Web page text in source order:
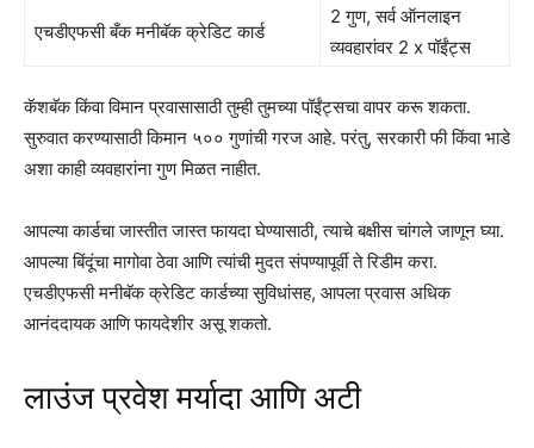
एचडीएफसी बँक मनीबॅक क्रेडिट कार्ड
2 गुण, सर्व ऑनलाइन
व्यवहारांवर 2 x पॉईंट्स
कॅशबॅक किंवा विमान प्रवासासाठी तुम्ही तुमच्या पॉईंट्सचा वापर करू शकता.
सुरुवात करण्यासाठी किमान ५०० गुणांची गरज आहे. परंतु, सरकारी फी किंवा भाडे
अशा काही व्यवहारांना गुण मिळत नाहीत.
आपल्या कार्डचा जास्तीत जास्त फायदा घेण्यासाठी, त्याचे बक्षीस चांगले जाणून घ्या.
आपल्या बिंदूंचा मागोवा ठेवा आणि त्यांची मुदत संपण्यापूर्वी ते रिडीम करा.
एचडीएफसी मनीबॅक क्रेडिट कार्डच्या सुविधांसह, आपला प्रवास अधिक
आनंददायक आणि फायदेशीर असू शकतो.
लाउंज प्रवेश मर्यादा आणि अटी